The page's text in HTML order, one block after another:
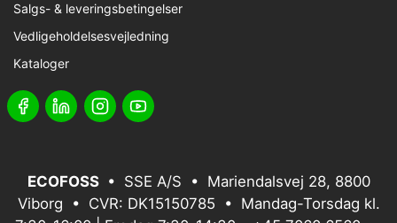
Salgs- & leveringsbetingelser
Vedligeholdelsesvejledning
Kataloger
ECOFOSS • SSE A/S • Mariendalsvej 28, 8800
Viborg • CVR: DK15150785 • Mandag-Torsdag kl.